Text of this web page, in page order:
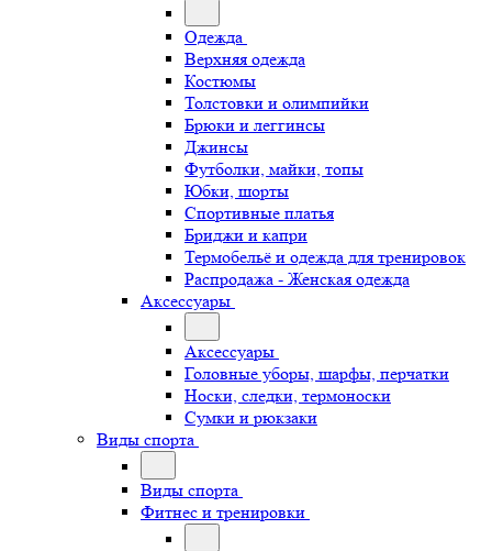
Одежда
Верхняя одежда
Костюмы
Толстовки и олимпийки
Брюки и леггинсы
Джинсы
Футболки, майки, топы
Юбки, шорты
Спортивные платья
Бриджи и капри
Термобельё и одежда для тренировок
Распродажа - Женская одежда
Аксессуары
Аксессуары
Головные уборы, шарфы, перчатки
Носки, следки, термоноски
Сумки и рюкзаки
Виды спорта
Виды спорта
Фитнес и тренировки